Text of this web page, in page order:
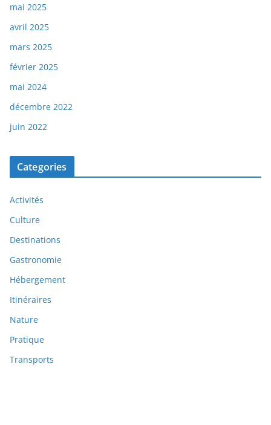
mai 2025
avril 2025
mars 2025
février 2025
mai 2024
décembre 2022
juin 2022
Categories
Activités
Culture
Destinations
Gastronomie
Hébergement
Itinéraires
Nature
Pratique
Transports